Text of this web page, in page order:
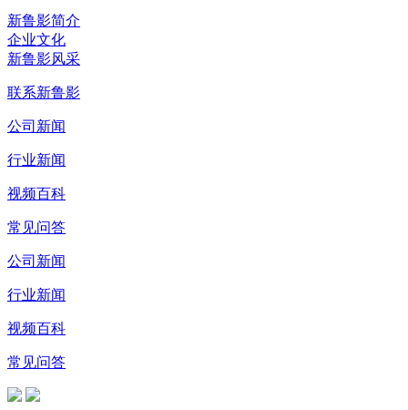
新鲁影简介
企业文化
新鲁影风采
联系新鲁影
公司新闻
行业新闻
视频百科
常见问答
公司新闻
行业新闻
视频百科
常见问答